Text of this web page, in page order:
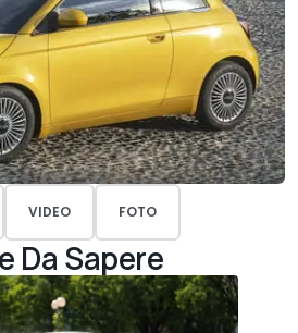
VIDEO FOTO
Da Sapere